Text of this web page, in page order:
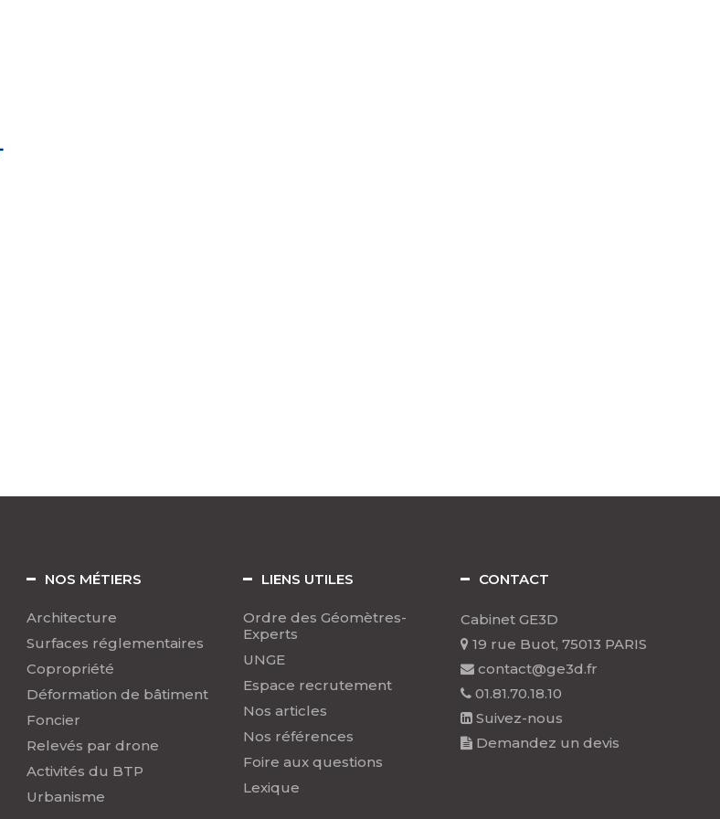
NOS MÉTIERS
Architecture
Surfaces réglementaires
Copropriété
Déformation de bâtiment
Foncier
Relevés par drone
Activités du BTP
Urbanisme
LIENS UTILES
Ordre des Géomètres-
Experts
UNGE
Espace recrutement
Nos articles
Nos références
Foire aux questions
Lexique
CONTACT
Cabinet GE3D
19 rue Buot, 75013 PARIS
contact@ge3d.fr
01.81.70.18.10
Suivez-nous
Demandez un devis